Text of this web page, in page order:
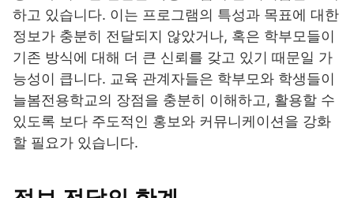
하고 있습니다. 이는 프로그램의 특성과 목표에 대한
정보가 충분히 전달되지 않았거나, 혹은 학부모들이
기존 방식에 대해 더 큰 신뢰를 갖고 있기 때문일 가
능성이 큽니다. 교육 관계자들은 학부모와 학생들이
늘봄전용학교의 장점을 충분히 이해하고, 활용할 수
있도록 보다 주도적인 홍보와 커뮤니케이션을 강화
할 필요가 있습니다.